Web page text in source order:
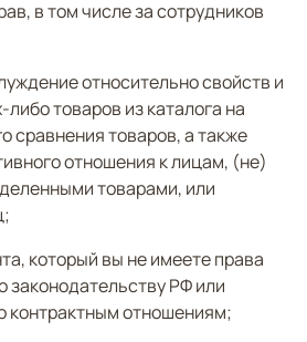
в том числе за сотрудников
относительно свойств и
либо товаров из каталога на
сравнения товаров, а также
отношения к лицам, (не)
товарами, или
который вы не имеете права
законодательству РФ или
контрактным отношениям;